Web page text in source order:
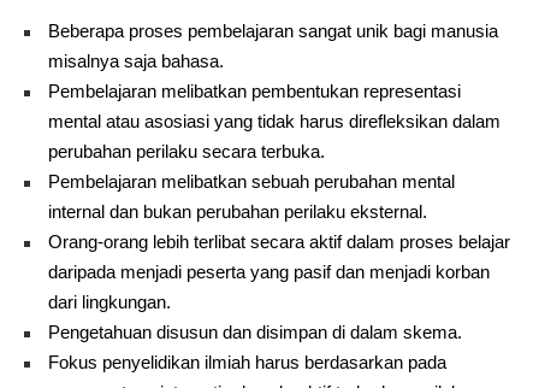
Beberapa proses pembelajaran sangat unik bagi manusia
misalnya saja bahasa.
Pembelajaran melibatkan pembentukan representasi
mental atau asosiasi yang tidak harus direfleksikan dalam
perubahan perilaku secara terbuka.
Pembelajaran melibatkan sebuah perubahan mental
internal dan bukan perubahan perilaku eksternal.
Orang-orang lebih terlibat secara aktif dalam proses belajar
daripada menjadi peserta yang pasif dan menjadi korban
dari lingkungan.
Pengetahuan disusun dan disimpan di dalam skema.
Fokus penyelidikan ilmiah harus berdasarkan pada